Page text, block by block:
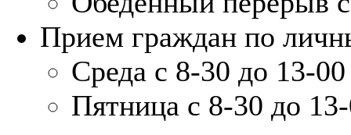
Прием граждан по
Среда с 8-30 до 13-00
Пятница с 8-30 до